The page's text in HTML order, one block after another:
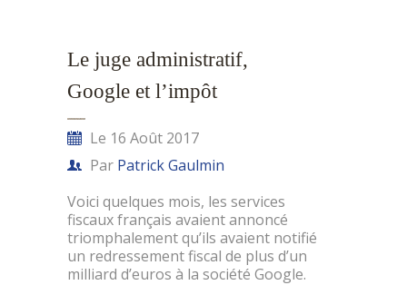
Le juge administratif,
Google et l’impôt
Le 16 Août 2017
Par Patrick Gaulmin
Voici quelques mois, les services
fiscaux français avaient annoncé
triomphalement qu’ils avaient notifié
un redressement fiscal de plus d’un
milliard d’euros à la société Google.